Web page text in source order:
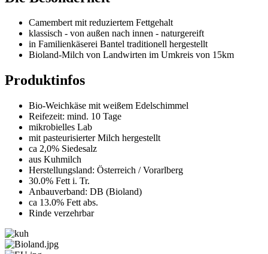
Camembert mit reduziertem Fettgehalt
klassisch - von außen nach innen - naturgereift
in Familienkäserei Bantel traditionell hergestellt
Bioland-Milch von Landwirten im Umkreis von 15km
Produktinfos
Bio-Weichkäse mit weißem Edelschimmel
Reifezeit: mind. 10 Tage
mikrobielles Lab
mit pasteurisierter Milch hergestellt
ca 2,0% Siedesalz
aus Kuhmilch
Herstellungsland: Österreich / Vorarlberg
30.0% Fett i. Tr.
Anbauverband: DB (Bioland)
ca 13.0% Fett abs.
Rinde verzehrbar